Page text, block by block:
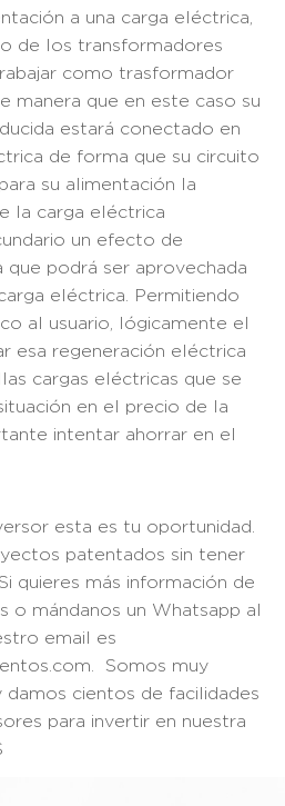
a una carga eléctrica,
de los transformadores
como trasformador
manera que en este caso su
estará conectado en
de forma que su circuito
su alimentación la
la carga eléctrica
un efecto de
que podrá ser aprovechada
eléctrica. Permitiendo
al usuario, lógicamente el
esa regeneración eléctrica
cargas eléctricas que se
en el precio de la
intentar ahorrar en el
esta es tu oportunidad.
patentados sin tener
quieres más información de
o mándanos un Whatsapp al
email es
Somos muy
damos cientos de facilidades
para invertir en nuestra